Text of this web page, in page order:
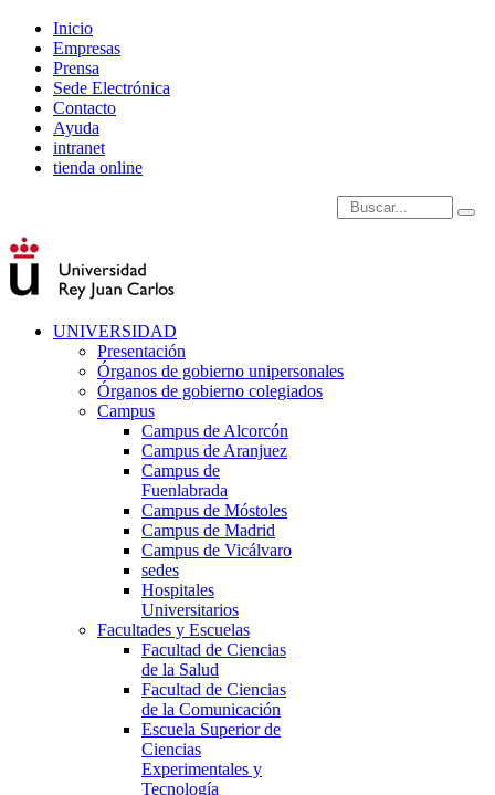
Inicio
Empresas
Prensa
Sede Electrónica
Contacto
Ayuda
intranet
tienda online
Introduce términos de
UNIVERSIDAD
Presentación
Órganos de gobierno unipersonales
Órganos de gobierno colegiados
Campus
Campus de Alcorcón
Campus de Aranjuez
Campus de
Fuenlabrada
Campus de Móstoles
Campus de Madrid
Campus de Vicálvaro
sedes
Hospitales
Universitarios
Facultades y Escuelas
Facultad de Ciencias
de la Salud
Facultad de Ciencias
de la Comunicación
Escuela Superior de
Ciencias
Experimentales y
Tecnología